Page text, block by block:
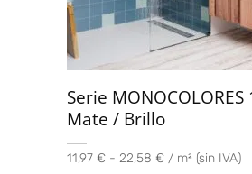
Serie MONOCOLORES
Mate / Brillo
11,97 € - 22,58 € / m² (sin IVA)